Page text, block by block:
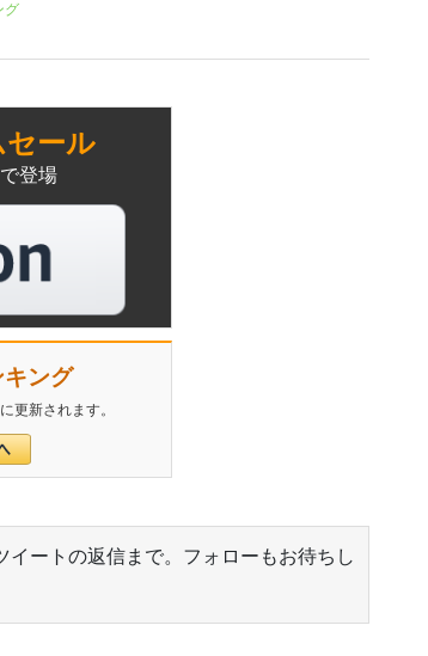
グ
ール
登場
ング
更新されます。
イートの返信まで。フォローもお待ちし